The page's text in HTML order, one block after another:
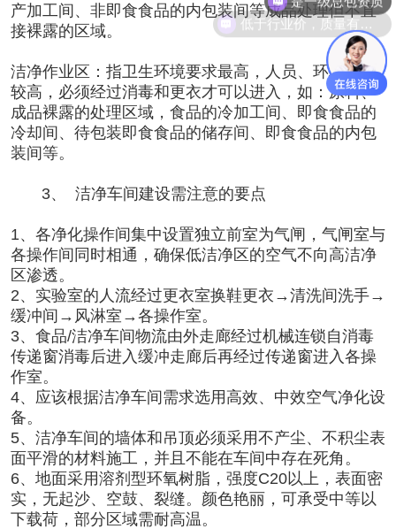
产加工间、非即食食品的内包装间等成品处理但不直
接裸露的区域。
洁净作业区：指卫生环境要求最高，人员、环境要求
较高，必须经过消毒和更衣才可以进入，如：原料、
成品裸露的处理区域，食品的冷加工间、即食食品的
冷却间、待包装即食食品的储存间、即食食品的内包
装间等。
3、 洁净车间建设需注意的要点
1、各净化操作间集中设置独立前室为气闸，气闸室与
各操作间同时相通，确保低洁净区的空气不向高洁净
区渗透。
2、实验室的人流经过更衣室换鞋更衣→清洗间洗手→
缓冲间→风淋室→各操作室。
3、食品/洁净车间物流由外走廊经过机械连锁自消毒
传递窗消毒后进入缓冲走廊后再经过传递窗进入各操
作室。
4、应该根据洁净车间需求选用高效、中效空气净化设
备。
5、洁净车间的墙体和吊顶必须采用不产尘、不积尘表
面平滑的材料施工，并且不能在车间中存在死角。
6、地面采用溶剂型环氧树脂，强度C20以上，表面密
实，无起沙、空鼓、裂缝。颜色艳丽，可承受中等以
下载荷，部分区域需耐高温。
低于行业价，质量有保障